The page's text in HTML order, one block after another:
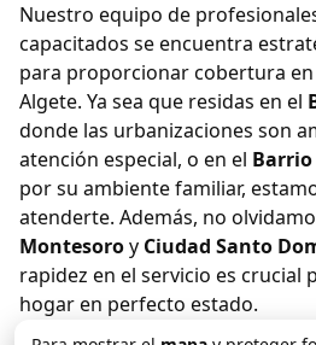
Nuestro equipo de
capacitados se encuentra
para proporcionar cobertura
Algete. Ya sea que residas en el
donde las urbanizaciones son
atención especial, o en el Barrio
por su ambiente familiar,
atenderte. Además, no
Montesoroy Ciudad Santo
rapidez en el servicio es crucial
hogar en perfecto estado.